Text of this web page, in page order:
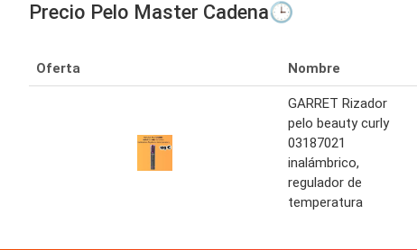
Precio Pelo Master Cadena🕒
Oferta Nombre
GARRET Rizador
pelo beauty curly
03187021
inalámbrico,
regulador de
temperatura